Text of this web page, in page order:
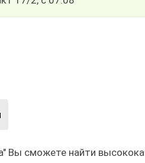
Вы сможете найти